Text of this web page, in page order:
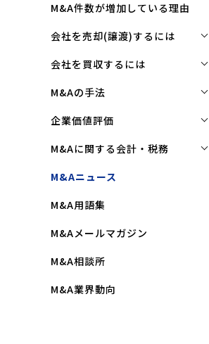
M&A件数が増加している理由
会社を売却(譲渡)するには
会社を売却(譲渡)するには
M&Aで売れる会社の条件とは
M&Aで買い手はここを見る
会社を買収するには
会社を買収するには
企業買収を成功させるポイント
買収監査(デューディリジェン
ス)とは
クロージングと引継ぎ
企業買収の流れと手順
M&Aの手法
株式譲渡
第三者割当増資
資本業務提携
企業価値評価
企業価値評価(バリュエーショ
企業評価と売買価格の違い
中小企業M&Aにおける企業価値
ン)の算定方法
純資産法(コストアプローチ)
M&Aに関する会計・税務
株式譲渡にかかる税金(個人・
事業譲渡にかかる税金(個人・
法人)
M&Aにおける節税(役職退職金
スキーム)
赤字・債務超過会社の買収制限
M&Aニュース
M&A用語集
M&Aメールマガジン
M&A相談所
M&A業界動向